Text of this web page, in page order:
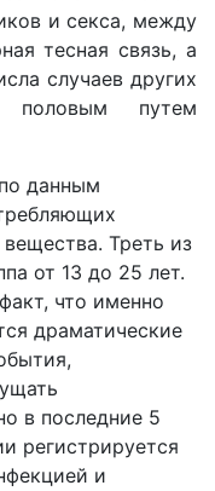
и секса, между
тесная связь, а
случаев других
половым путем
данным
Треть из
от 13 до 25 лет.
что именно
драматические
в последние 5
регистрируется
и